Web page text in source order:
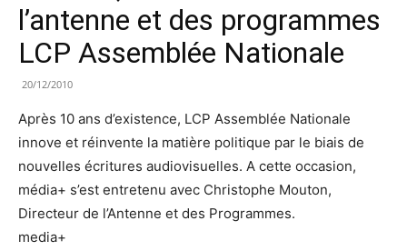
l’antenne et des programmes
LCP Assemblée Nationale
20/12/2010
Après 10 ans d’existence, LCP Assemblée Nationale
innove et réinvente la matière politique par le biais de
nouvelles écritures audiovisuelles. A cette occasion,
média+ s’est entretenu avec Christophe Mouton,
Directeur de l’Antenne et des Programmes.
media+